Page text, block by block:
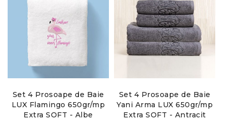
Set 4 Prosoape de Baie
LUX Flamingo 650gr/mp
Extra SOFT - Albe
Set 4 Prosoape de Baie
Yani Arma LUX 650gr/mp
Extra SOFT - Antracit